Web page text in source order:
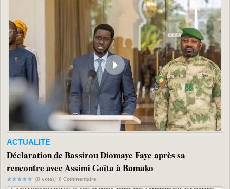
ACTUALITE
Déclaration de Bassirou Diomaye Faye après sa
rencontre avec Assimi Goïta à Bamako
(0 vote) | 0 Commentaire